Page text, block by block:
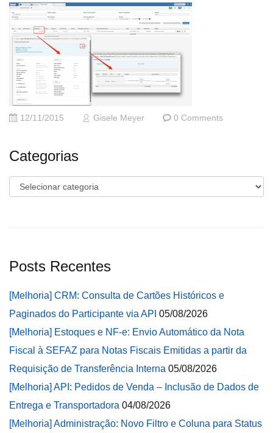
12/11/2015 Gisele Meyer 0 Comments
Categorias
Categorias
Posts Recentes
[Melhoria] CRM: Consulta de Cartões Históricos e
Paginados do Participante via API 05/08/2026
[Melhoria] Estoques e NF-e: Envio Automático da Nota
Fiscal à SEFAZ para Notas Fiscais Emitidas a partir da
Requisição de Transferência Interna 05/08/2026
[Melhoria] API: Pedidos de Venda – Inclusão de Dados de
Entrega e Transportadora 04/08/2026
[Melhoria] Administração: Novo Filtro e Coluna para Status